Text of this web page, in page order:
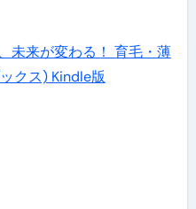
未来が変わる！ 育毛・薄
クス) Kindle版